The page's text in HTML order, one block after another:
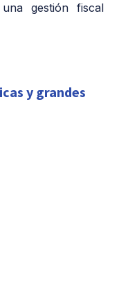
gestión fiscal
y grandes